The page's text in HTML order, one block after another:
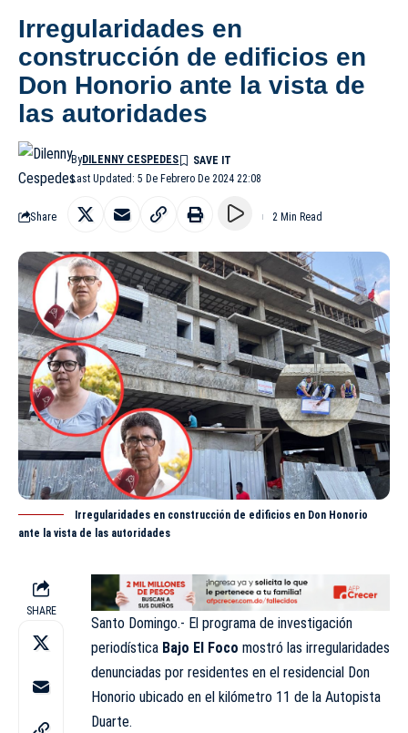
Irregularidades en
construcción de edificios en
Don Honorio ante la vista de
las autoridades
Last Updated: 5 De Febrero De 2024 22:08
ByDILENNY CESPEDES
Share 2 Min Read
Irregularidades en construcción de edificios en Don Honorio
ante la vista de las autoridades
SHARE
Santo Domingo.- El programa de investigación
periodística Bajo El Foco mostró las irregularidades
denunciadas por residentes en el residencial Don
Honorio ubicado en el kilómetro 11 de la Autopista
Duarte.